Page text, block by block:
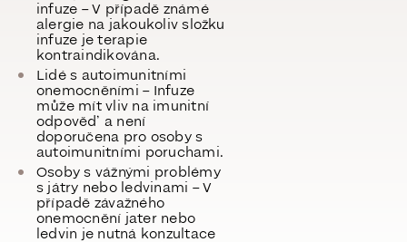
infuze – V případě známé
alergie na jakoukoliv složku
infuze je terapie
kontraindikována.
Lidé s autoimunitními
onemocněními – Infuze
může mít vliv na imunitní
odpověď a není
doporučena pro osoby s
autoimunitními poruchami.
Osoby s vážnými problémy
s játry nebo ledvinami – V
případě závažného
onemocnění jater nebo
ledvin je nutná konzultace